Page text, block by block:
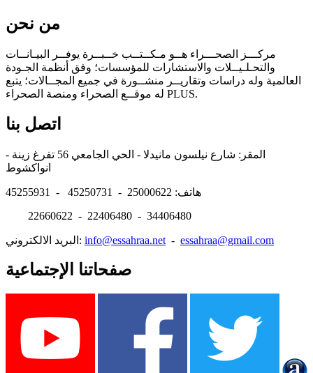
من نحن
مركـــز الصحـــراء هــو مـكــتــب خــبــرة يوفــر البيـانــات
والتحـلـيــلات والاستشارات للمؤسسات؛ وفق أنظمة الجـودة
العالمية وله دراسات وتقاريــر منشــورة في جميع المجــالات؛ يتبع
له موقــع الصحراء ومنصة الصحراء PLUS.
اتصل بنا
المقر: شارع نيلسون مانيدلا - الحي الجامعي 56 تفرغ زينة -
هاتف: 25000622 - 45250731 - 45255931
22660622 - 22406480 - 34406480
البريد الالكتروني: info@essahraa.net - essahraa@gmail.com
صفحاتنا الإجتماعية